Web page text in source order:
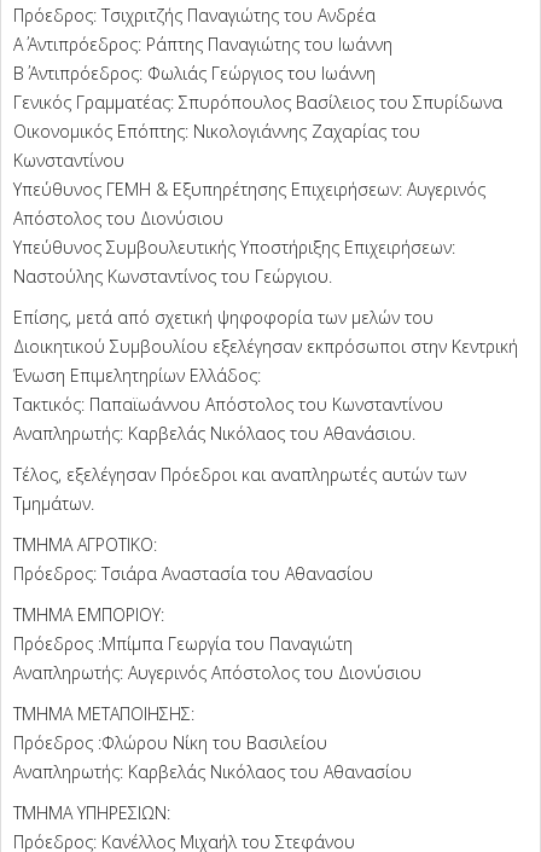
Πρόεδρος: Τσιχριτζής Παναγιώτης του Ανδρέα
Α΄ Αντιπρόεδρος: Ράπτης Παναγιώτης του Ιωάννη
Β΄ Αντιπρόεδρος: Φωλιάς Γεώργιος του Ιωάννη
Γενικός Γραμματέας: Σπυρόπουλος Βασίλειος του Σπυρίδωνα
Οικονομικός Επόπτης: Νικολογιάννης Ζαχαρίας του
Κωνσταντίνου
Υπεύθυνος ΓΕΜΗ & Εξυπηρέτησης Επιχειρήσεων: Αυγερινός
Απόστολος του Διονύσιου
Υπεύθυνος Συμβουλευτικής Υποστήριξης Επιχειρήσεων:
Ναστούλης Κωνσταντίνος του Γεώργιου.
Επίσης, μετά από σχετική ψηφοφορία των μελών του
Διοικητικού Συμβουλίου εξελέγησαν εκπρόσωποι στην Κεντρική
Ένωση Επιμελητηρίων Ελλάδος:
Τακτικός: Παπαϊωάννου Απόστολος του Κωνσταντίνου
Αναπληρωτής: Καρβελάς Νικόλαος του Αθανάσιου.
Τέλος, εξελέγησαν Πρόεδροι και αναπληρωτές αυτών των
Τμημάτων.
ΤΜΗΜΑ ΑΓΡΟΤΙΚΟ:
Πρόεδρος: Τσιάρα Αναστασία του Αθανασίου
ΤΜΗΜΑ ΕΜΠΟΡΙΟΥ:
Πρόεδρος :Μπίμπα Γεωργία του Παναγιώτη
Αναπληρωτής: Αυγερινός Απόστολος του Διονύσιου
ΤΜΗΜΑ ΜΕΤΑΠΟΙΗΣΗΣ:
Πρόεδρος :Φλώρου Νίκη του Βασιλείου
Αναπληρωτής: Καρβελάς Νικόλαος του Αθανασίου
ΤΜΗΜΑ ΥΠΗΡΕΣΙΩΝ:
Πρόεδρος: Κανέλλος Μιχαήλ του Στεφάνου